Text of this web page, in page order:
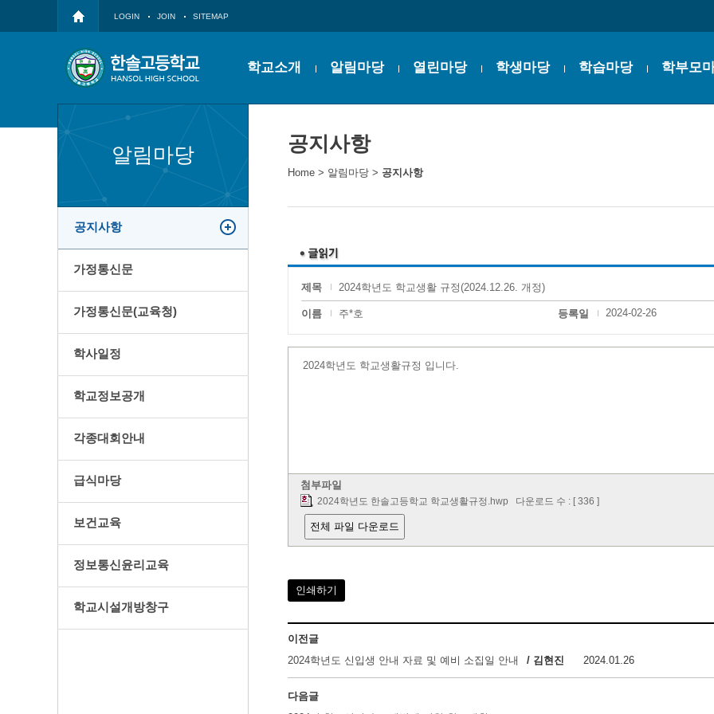
LOGIN JOIN SITEMAP
학교소개 알림마당 열린마당 학생마당 학습마당 학부모
알림마당
공지사항
가정통신문
가정통신문(교육청)
학사일정
학교정보공개
각종대회안내
급식마당
보건교육
정보통신윤리교육
학교시설개방창구
공지사항
Home > 알림마당 > 공지사항
제목 2024학년도 학교생활 규정(2024.12.26. 개정)
이름 주*호 등록일 2024-02-26
2024학년도 학교생활규정 입니다.
첨부파일
2024학년도 한솔고등학교 학교생활규정.hwp 다운로드 수 : [ 336 ]
전체 파일 다운로드
인쇄하기
이전글
2024학년도 신입생 안내 자료 및 예비 소집일 안내
/ 김현진 2024.01.26
다음글